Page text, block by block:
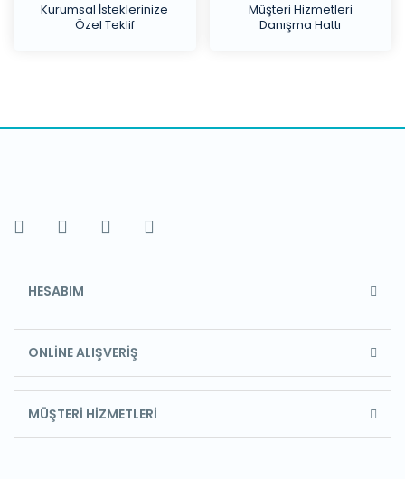
Kurumsal İsteklerinize
Özel Teklif
Müşteri Hizmetleri
Danışma Hattı
HESABIM
ONLİNE ALIŞVERİŞ
MÜŞTERİ HİZMETLERİ